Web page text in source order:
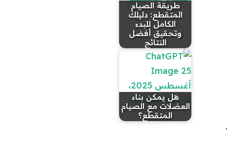
طريقة الصيام
المتقطع: دليلك
الكامل للبدء
وتحقيق أفضل
النتائج
هل يمكن بناء
العضلات مع الصيام
المتقطع؟